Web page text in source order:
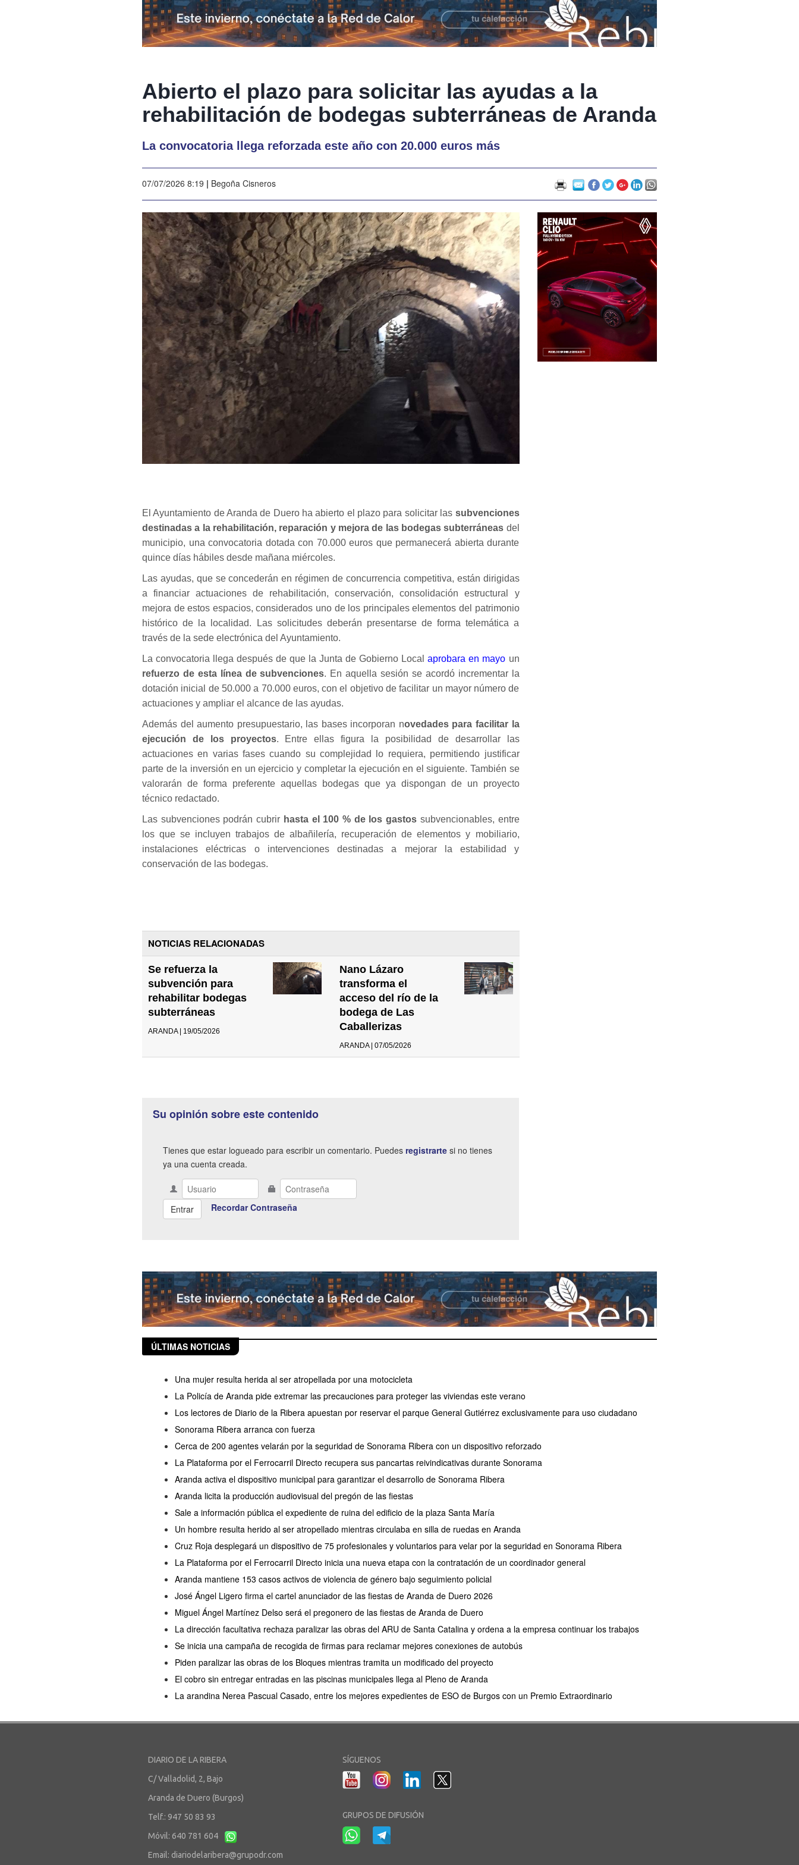
Abierto el plazo para solicitar las ayudas a la
rehabilitación de bodegas subterráneas de Aranda
La convocatoria llega reforzada este año con 20.000 euros más
07/07/2026 8:19 | Begoña Cisneros
El Ayuntamiento de Aranda de Duero ha abierto el plazo para solicitar las subvenciones
destinadas a la rehabilitación, reparación y mejora de las bodegas subterráneas del
municipio, una convocatoria dotada con 70.000 euros que permanecerá abierta durante
quince días hábiles desde mañana miércoles.
Las ayudas, que se concederán en régimen de concurrencia competitiva, están dirigidas
a financiar actuaciones de rehabilitación, conservación, consolidación estructural y
mejora de estos espacios, considerados uno de los principales elementos del patrimonio
histórico de la localidad. Las solicitudes deberán presentarse de forma telemática a
través de la sede electrónica del Ayuntamiento.
La convocatoria llega después de que la Junta de Gobierno Localaprobara en mayo un
refuerzo de esta línea de subvenciones. En aquella sesión se acordó incrementar la
dotación inicial de 50.000 a 70.000 euros, con el objetivo de facilitar un mayor número de
actuaciones y ampliar el alcance de las ayudas.
Además del aumento presupuestario, las bases incorporan novedades para facilitar la
ejecución de los proyectos. Entre ellas figura la posibilidad de desarrollar las
actuaciones en varias fases cuando su complejidad lo requiera, permitiendo justificar
parte de la inversión en un ejercicio y completar la ejecución en el siguiente. También se
valorarán de forma preferente aquellas bodegas que ya dispongan de un proyecto
técnico redactado.
Las subvenciones podrán cubrir hasta el 100 % de los gastos subvencionables, entre
los que se incluyen trabajos de albañilería, recuperación de elementos y mobiliario,
instalaciones eléctricas o intervenciones destinadas a mejorar la estabilidad y
conservación de las bodegas.
NOTICIAS RELACIONADAS
Se refuerza la
subvención para
rehabilitar bodegas
subterráneas
ARANDA | 19/05/2026
Nano Lázaro
transforma el
acceso del río de la
bodega de Las
Caballerizas
ARANDA | 07/05/2026
Su opinión sobre este contenido
Tienes que estar logueado para escribir un comentario. Puedes registrarte si no tienes
ya una cuenta creada.
Recordar Contraseña
ÚLTIMAS NOTICIAS
Una mujer resulta herida al ser atropellada por una motocicleta
La Policía de Aranda pide extremar las precauciones para proteger las viviendas este verano
Los lectores de Diario de la Ribera apuestan por reservar el parque General Gutiérrez exclusivamente para uso ciudadano
Sonorama Ribera arranca con fuerza
Cerca de 200 agentes velarán por la seguridad de Sonorama Ribera con un dispositivo reforzado
La Plataforma por el Ferrocarril Directo recupera sus pancartas reivindicativas durante Sonorama
Aranda activa el dispositivo municipal para garantizar el desarrollo de Sonorama Ribera
Aranda licita la producción audiovisual del pregón de las fiestas
Sale a información pública el expediente de ruina del edificio de la plaza Santa María
Un hombre resulta herido al ser atropellado mientras circulaba en silla de ruedas en Aranda
Cruz Roja desplegará un dispositivo de 75 profesionales y voluntarios para velar por la seguridad en Sonorama Ribera
La Plataforma por el Ferrocarril Directo inicia una nueva etapa con la contratación de un coordinador general
Aranda mantiene 153 casos activos de violencia de género bajo seguimiento policial
José Ángel Ligero firma el cartel anunciador de las fiestas de Aranda de Duero 2026
Miguel Ángel Martínez Delso será el pregonero de las fiestas de Aranda de Duero
La dirección facultativa rechaza paralizar las obras del ARU de Santa Catalina y ordena a la empresa continuar los trabajos
Se inicia una campaña de recogida de firmas para reclamar mejores conexiones de autobús
Piden paralizar las obras de los Bloques mientras tramita un modificado del proyecto
El cobro sin entregar entradas en las piscinas municipales llega al Pleno de Aranda
La arandina Nerea Pascual Casado, entre los mejores expedientes de ESO de Burgos con un Premio Extraordinario
DIARIO DE LA RIBERA
C/ Valladolid, 2, Bajo
Aranda de Duero (Burgos)
Telf.: 947 50 83 93
Móvil: 640 781 604
Email: diariodelaribera@grupodr.com
SÍGUENOS
GRUPOS DE DIFUSIÓN